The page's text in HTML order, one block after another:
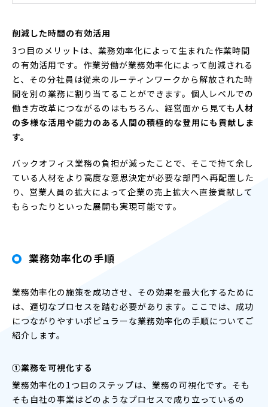
削減した時間の有効活用
3つ目のメリットは、業務効率化によって生まれた作業時間
の有効活用です。作業労働が業務効率化によって削減される
と、その分社員は従来のルーティンワークから解放された時
間を別の業務に割り当てることができます。個人レベルでの
働き方改革につながるのはもちろん、経営面から見ても人材
の多様な活用や能力のある人間の積極的な登用にも貢献しま
す。
バックオフィス業務の負担が減ったことで、そこで持て余し
ている人材をより高度な意思決定が必要な部門へ再配置した
り、営業人員の拡大によって企業の売上拡大へ直接貢献して
もらったりといった展開も実現可能です。
業務効率化の手順
業務効率化の施策を成功させ、その効果を最大化するために
は、適切なプロセスを踏む必要があります。ここでは、成功
につながりやすいポピュラーな業務効率化の手順についてご
紹介します。
①業務を可視化する
業務効率化の1つ目のステップは、業務の可視化です。そも
そも自社の事業はどのようなプロセスで成り立っているの